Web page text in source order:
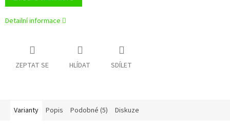
Detailní informace
ZEPTAT SE HLÍDAT SDÍLET
Varianty Popis Podobné (5) Diskuze